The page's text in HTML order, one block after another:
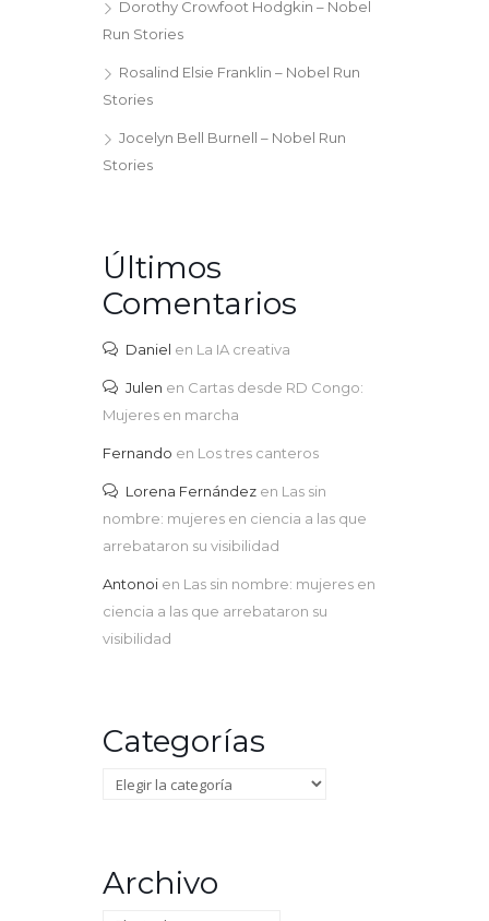
Dorothy Crowfoot Hodgkin – Nobel
Run Stories
Rosalind Elsie Franklin – Nobel Run
Stories
Jocelyn Bell Burnell – Nobel Run
Stories
Últimos
Comentarios
Daniel en La IA creativa
Julen en Cartas desde RD Congo:
Mujeres en marcha
Fernando en Los tres canteros
Lorena Fernández en Las sin
nombre: mujeres en ciencia a las que
arrebataron su visibilidad
Antonoi en Las sin nombre: mujeres en
ciencia a las que arrebataron su
visibilidad
Categorías
Categorías
Archivo
Archivo